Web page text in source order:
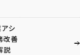
シ
改善
説